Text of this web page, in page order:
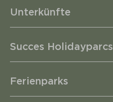
Unterkünfte
Succes Holidayparcs
Ferienparks